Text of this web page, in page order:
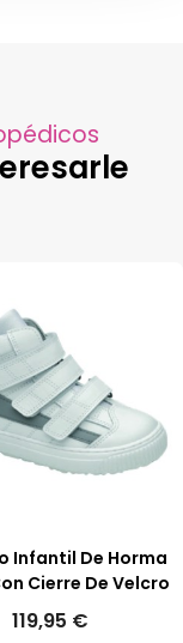
Infantil De Horma
Cierre De Velcro
119,95 €